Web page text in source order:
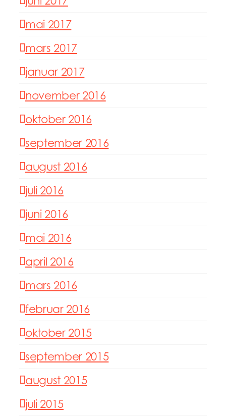
mai 2017
mars 2017
januar 2017
november 2016
oktober 2016
september 2016
august 2016
juli 2016
juni 2016
mai 2016
april 2016
mars 2016
februar 2016
oktober 2015
september 2015
august 2015
juli 2015